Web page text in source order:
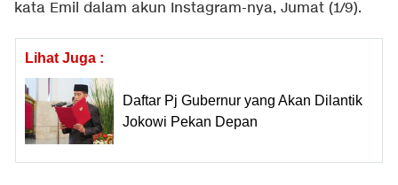
kata Emil dalam akun Instagram-nya, Jumat (1/9).
Lihat Juga :
Daftar Pj Gubernur yang Akan Dilantik
Jokowi Pekan Depan